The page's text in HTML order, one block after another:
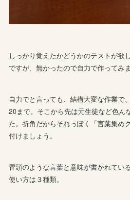
しっかり覚えたかどうかのテストが欲
ですが、無かったので自力で作ってみま
自力でと言っても、結構大変な作業で
20まで。そこから先は元生徒など色ん
た。折角だからそれっぽく「言葉集め
付けましょう。
冒頭のような言葉と意味が書かれてい
使い方は３種類。